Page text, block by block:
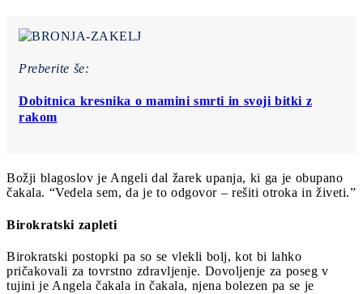
Preberite še:
Dobitnica kresnika o mamini smrti in svoji bitki z
rakom
Božji blagoslov je Angeli dal žarek upanja, ki ga je obupano
čakala. “Vedela sem, da je to odgovor – rešiti otroka in živeti.”
Birokratski zapleti
Birokratski postopki pa so se vlekli bolj, kot bi lahko
pričakovali za tovrstno zdravljenje. Dovoljenje za poseg v
tujini je Angela čakala in čakala, njena bolezen pa se je